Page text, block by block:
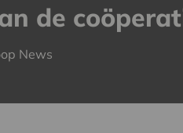
de
News